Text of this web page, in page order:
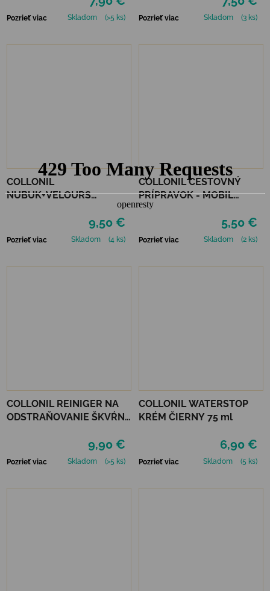
Pozrieť viac Skladom (>5 ks) Pozrieť viac Skladom (3 ks)
COLLONIL
NUBUK+VELOURS
9,50 €
Pozrieť viac Skladom (4 ks)
COLLONIL CESTOVNÝ
PRÍPRAVOK - MOBIL
ČIERNY
5,50 €
Pozrieť viac Skladom (2 ks)
COLLONIL REINIGER NA
ODSTRAŇOVANIE ŠKVŔN
9,90 €
Pozrieť viac Skladom (>5 ks)
COLLONIL WATERSTOP
KRÉM ČIERNY 75 ml
6,90 €
Pozrieť viac Skladom (5 ks)